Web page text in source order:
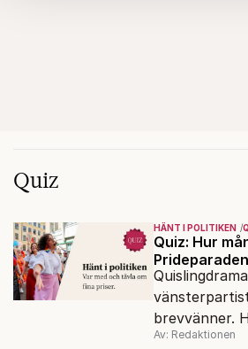
Quiz
HÄNT I POLITIKEN
Quiz: Hur
brevvänner.
politiken
Av: Redaktionen